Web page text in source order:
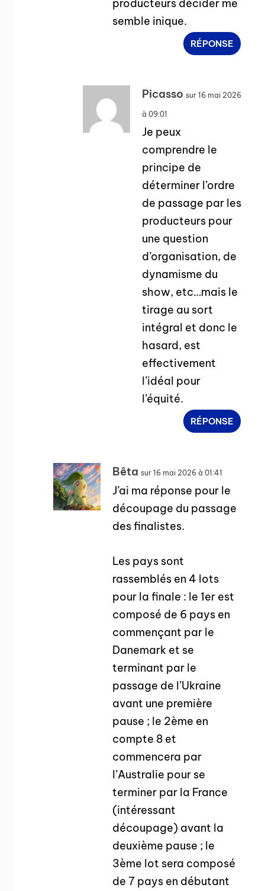
producteurs décider me
semble inique.
RÉPONSE
Picasso sur 16 mai 2026
à 09:01
Je peux
comprendre le
principe de
déterminer l’ordre
de passage par les
producteurs pour
une question
d’organisation, de
dynamisme du
show, etc…mais le
tirage au sort
intégral et donc le
hasard, est
effectivement
l’idéal pour
l’équité.
RÉPONSE
Bêta sur 16 mai 2026 à 01:41
J’ai ma réponse pour le
découpage du passage
des finalistes.
Les pays sont
rassemblés en 4 lots
pour la finale : le 1er est
composé de 6 pays en
commençant par le
Danemark et se
terminant par le
passage de l’Ukraine
avant une première
pause ; le 2ème en
compte 8 et
commencera par
l’Australie pour se
terminer par la France
(intéressant
découpage) avant la
deuxième pause ; le
3ème lot sera composé
de 7 pays en débutant